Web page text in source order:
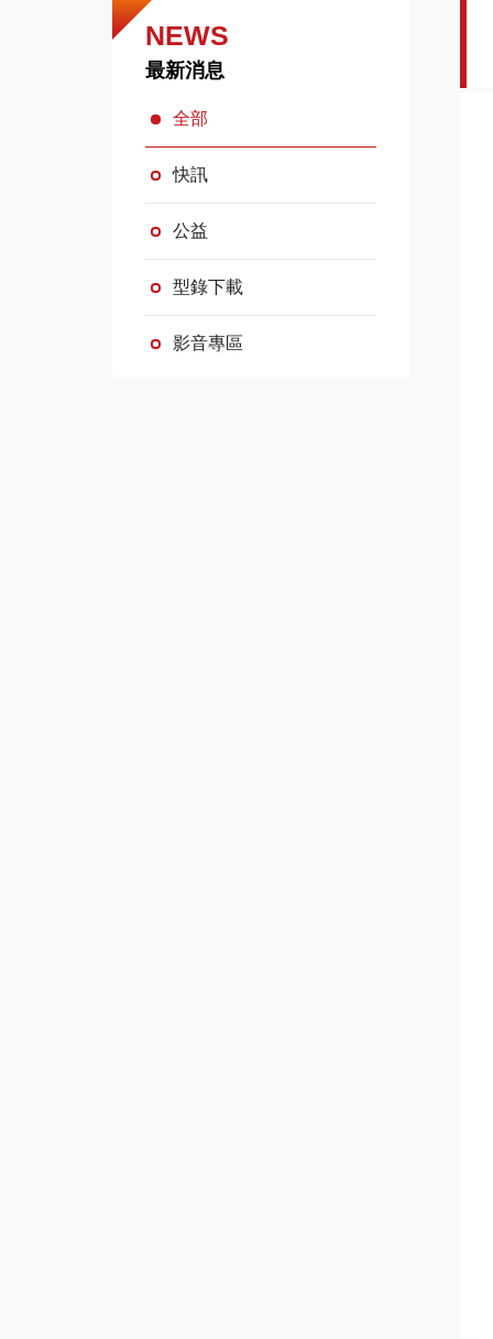
NEWS
最新消息
全部
快訊
公益
型錄下載
影音專區